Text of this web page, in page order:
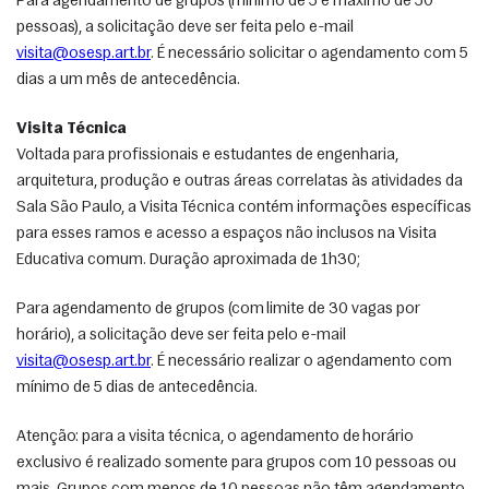
visita@osesp.art.br. É necessário solicitar o agendamento com 5
dias a um mês de antecedência.
Visita Técnica
Voltada para profissionais e estudantes de engenharia,
arquitetura, produção e outras áreas correlatas às atividades da
Sala São Paulo, a Visita Técnica contém informações específicas
para esses ramos e acesso a espaços não inclusos na Visita
Educativa comum. Duração aproximada de 1h30;
Para agendamento de grupos (com limite de 30 vagas por
visita@osesp.art.br. É necessário realizar o agendamento com
mínimo de 5 dias de antecedência.
Atenção: para a visita técnica, o agendamento de horário
exclusivo é realizado somente para grupos com 10 pessoas ou